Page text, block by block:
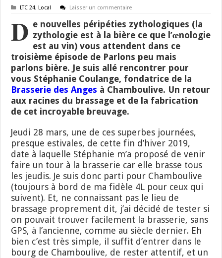
LTC 24,Local Laisser un commentaire
D e nouvelles péripéties zythologiques (la
zythologie est à la bière ce que l’œnologie
est au vin) vous attendent dans ce
troisième épisode de Parlons peu mais
parlons bière. Je suis allé rencontrer pour
vous Stéphanie Coulange, fondatrice de la
Brasserie des Anges à Chamboulive. Un retour
aux racines du brassage et de la fabrication
de cet incroyable breuvage.
Jeudi 28 mars, une de ces superbes journées,
presque estivales, de cette fin d’hiver 2019,
date à laquelle Stéphanie m’a proposé de venir
faire un tour à la brasserie car elle brasse tous
les jeudis. Je suis donc parti pour Chamboulive
(toujours à bord de ma fidèle 4L pour ceux qui
suivent). Et, ne connaissant pas le lieu de
brassage proprement dit, j’ai décidé de tester si
on pouvait trouver facilement la brasserie, sans
GPS, à l’ancienne, comme au siècle dernier. Eh
bien c’est très simple, il suffit d’entrer dans le
bourg de Chamboulive, de rester attentif, et un